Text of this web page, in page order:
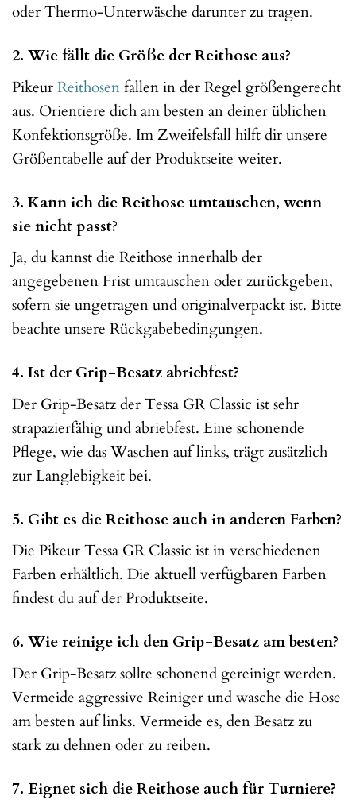
oder Thermo-Unterwäsche darunter zu tragen.
2. Wie fällt die Größe der Reithose aus?
PikeurReithosenfallen in der Regel größengerecht
aus. Orientiere dich am besten an deiner üblichen
Konfektionsgröße. Im Zweifelsfall hilft dir unsere
Größentabelle auf der Produktseite weiter.
3. Kann ich die Reithose umtauschen, wenn
sie nicht passt?
Ja, du kannst die Reithose innerhalb der
angegebenen Frist umtauschen oder zurückgeben,
sofern sie ungetragen und originalverpackt ist. Bitte
beachte unsere Rückgabebedingungen.
4. Ist der Grip-Besatz abriebfest?
Der Grip-Besatz der Tessa GR Classic ist sehr
strapazierfähig und abriebfest. Eine schonende
Pflege, wie das Waschen auf links, trägt zusätzlich
zur Langlebigkeit bei.
5. Gibt es die Reithose auch in anderen Farben?
Die Pikeur Tessa GR Classic ist in verschiedenen
Farben erhältlich. Die aktuell verfügbaren Farben
findest du auf der Produktseite.
6. Wie reinige ich den Grip-Besatz am besten?
Der Grip-Besatz sollte schonend gereinigt werden.
Vermeide aggressive Reiniger und wasche die Hose
am besten auf links. Vermeide es, den Besatz zu
stark zu dehnen oder zu reiben.
7. Eignet sich die Reithose auch für Turniere?